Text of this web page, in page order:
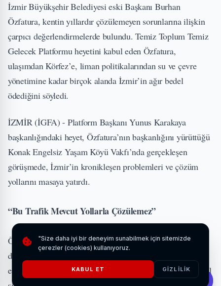
İzmir Büyükşehir Belediyesi eski Başkanı Burhan
Özfatura, kentin yıllardır çözülemeyen sorunlarına ilişkin
çarpıcı değerlendirmelerde bulundu. Temiz Toplum Temiz
Gelecek Platformu heyetini kabul eden Özfatura,
ulaşımdan Körfez’e, liman politikalarından su ve çevre
yönetimine kadar birçok alanda İzmir’in ağır bedel
ödediğini söyledi.
İZMİR (İGFA) - Platform Başkanı Yunus Karakaya
başkanlığındaki heyet, Özfatura’nın başkanlığını yürüttüğü
Konak Engelsiz Yaşam Köyü Vakfı’nda gerçekleşen
görüşmede, İzmir’in kronikleşen problemleri ve çözüm
yollarını masaya yatırdı.
“Bu Trafik Mevcut Yollarla Çözülemez”
Özfatura, İzmir’deki trafik sorununa ilişkin
değerlendirmesinde, klasik yol anlayışının artık iflas
ettiğini belirtti. Dünya kentlerinde yaygınlaşan çok katlı yol
"Size daha iyi bir deneyim sunabilmek için sitemizde
çerezler (cookies) kullanıyoruz.
KABUL ET GIZLILIK